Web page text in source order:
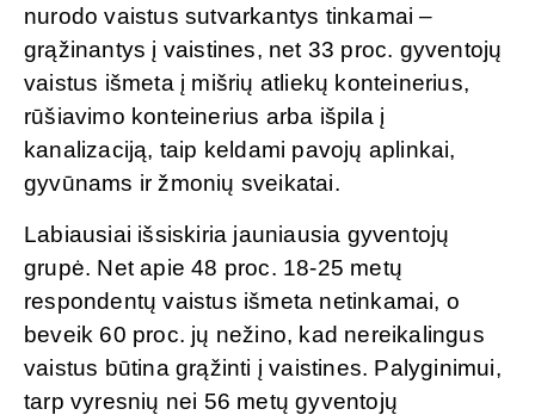
nurodo vaistus sutvarkantys tinkamai –
grąžinantys į vaistines, net 33 proc. gyventojų
vaistus išmeta į mišrių atliekų konteinerius,
rūšiavimo konteinerius arba išpila į
kanalizaciją, taip keldami pavojų aplinkai,
gyvūnams ir žmonių sveikatai.
Labiausiai išsiskiria jauniausia gyventojų
grupė. Net apie 48 proc. 18-25 metų
respondentų vaistus išmeta netinkamai, o
beveik 60 proc. jų nežino, kad nereikalingus
vaistus būtina grąžinti į vaistines. Palyginimui,
tarp vyresnių nei 56 metų gyventojų